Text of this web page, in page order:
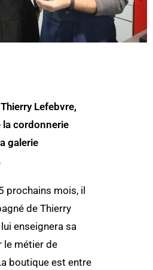
Lefebvre,
la cordonnerie
galerie
prochains mois, il
de Thierry
enseignera sa
le métier de
boutique est entre